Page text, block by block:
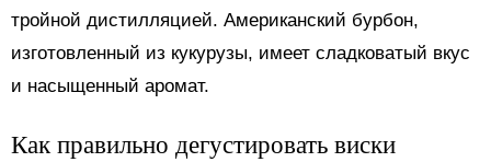
тройной дистилляцией. Американский бурбон,
изготовленный из кукурузы, имеет сладковатый вкус
и насыщенный аромат.
Как правильно дегустировать виски